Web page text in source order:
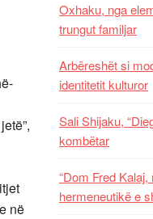
në
Oxhaku, nga
trungut familjar
Arbëreshët si
identitetit kulturor
Sali Shijaku,
kombëtar
“Dom Fred
hermeneutikë e